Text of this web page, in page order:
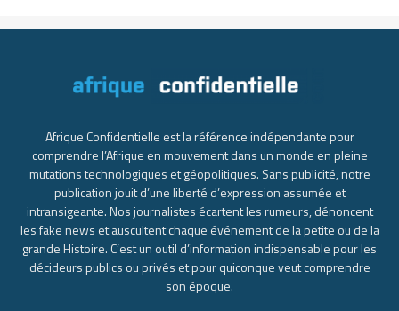
Afrique Confidentielle est la référence indépendante pour
comprendre l’Afrique en mouvement dans un monde en pleine
mutations technologiques et géopolitiques. Sans publicité, notre
publication jouit d’une liberté d’expression assumée et
intransigeante. Nos journalistes écartent les rumeurs, dénoncent
les fake news et auscultent chaque événement de la petite ou de la
grande Histoire. C’est un outil d’information indispensable pour les
décideurs publics ou privés et pour quiconque veut comprendre
son époque.